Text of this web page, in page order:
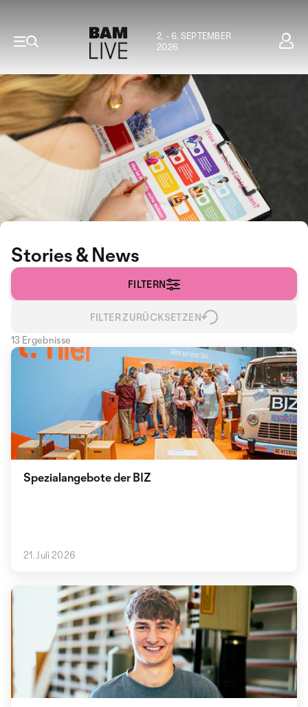
2. - 6. SEPTEMBER
2026
Stories & News
FILTERN
FILTER ZURÜCKSETZEN
13 Ergebnisse
Spezialangebote der BIZ
21. Juli 2026